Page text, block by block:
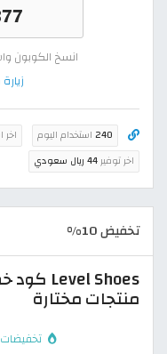
انسخ الكوبون
240 استخدام اليوم اخر
اخر توفير44 ريال سعودي
تخفيض 10%
منتجات مختارة